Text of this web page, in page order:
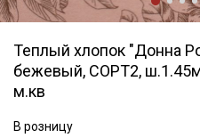
Теплый хлопок "Донна
бежевый, СОРТ2,
м.кв
В розницу